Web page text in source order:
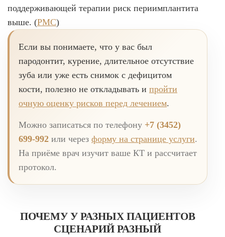
поддерживающей терапии риск периимплантита
выше. (PMC)
Если вы понимаете, что у вас был
пародонтит, курение, длительное отсутствие
зуба или уже есть снимок с дефицитом
кости, полезно не откладывать и пройти
очную оценку рисков перед лечением.
Можно записаться по телефону +7 (3452)
699-992 или через форму на странице услуги.
На приёме врач изучит ваше КТ и рассчитает
протокол.
ПОЧЕМУ У РАЗНЫХ ПАЦИЕНТОВ
СЦЕНАРИЙ РАЗНЫЙ